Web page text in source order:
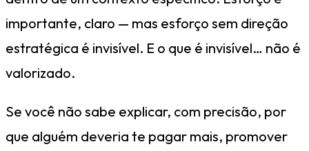
importante, claro — mas esforço sem direção
estratégica é invisível. E o que é invisível… não é
valorizado.
Se você não sabe explicar, com precisão, por
que alguém deveria te pagar mais, promover